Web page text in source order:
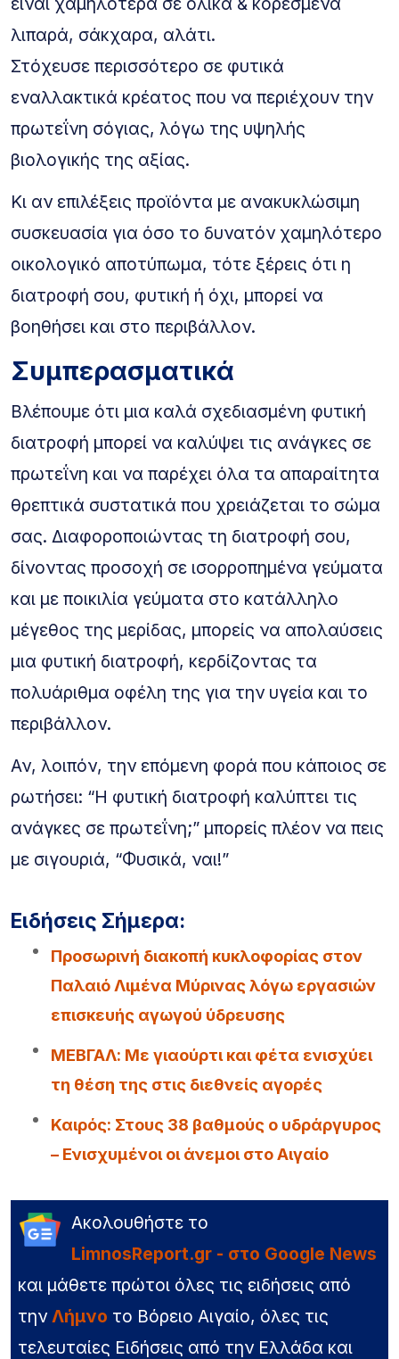
λιπαρά, σάκχαρα, αλάτι.
Στόχευσε περισσότερο σε φυτικά
εναλλακτικά κρέατος που να περιέχουν την
πρωτεΐνη σόγιας, λόγω της υψηλής
βιολογικής της αξίας.
Κι αν επιλέξεις προϊόντα με ανακυκλώσιμη
συσκευασία για όσο το δυνατόν χαμηλότερο
οικολογικό αποτύπωμα, τότε ξέρεις ότι η
διατροφή σου, φυτική ή όχι, μπορεί να
βοηθήσει και στο περιβάλλον.
Συμπερασματικά
Βλέπουμε ότι μια καλά σχεδιασμένη φυτική
διατροφή μπορεί να καλύψει τις ανάγκες σε
πρωτεΐνη και να παρέχει όλα τα απαραίτητα
θρεπτικά συστατικά που χρειάζεται το σώμα
σας. Διαφοροποιώντας τη διατροφή σου,
δίνοντας προσοχή σε ισορροπημένα γεύματα
και με ποικιλία γεύματα στο κατάλληλο
μέγεθος της μερίδας, μπορείς να απολαύσεις
μια φυτική διατροφή, κερδίζοντας τα
πολυάριθμα οφέλη της για την υγεία και το
περιβάλλον.
Αν, λοιπόν, την επόμενη φορά που κάποιος σε
ρωτήσει: “Η φυτική διατροφή καλύπτει τις
ανάγκες σε πρωτεΐνη;” μπορείς πλέον να πεις
με σιγουριά, “Φυσικά, ναι!”
Ειδήσεις Σήμερα:
Προσωρινή διακοπή κυκλοφορίας στον
Παλαιό Λιμένα Μύρινας λόγω εργασιών
επισκευής αγωγού ύδρευσης
ΜΕΒΓΑΛ: Με γιαούρτι και φέτα ενισχύει
τη θέση της στις διεθνείς αγορές
Καιρός: Στους 38 βαθμούς ο υδράργυρος
– Ενισχυμένοι οι άνεμοι στο Αιγαίο
Ακολουθήστε το
LimnosReport.gr - στο Google News
και μάθετε πρώτοι όλες τις ειδήσεις από
την Λήμνο το Βόρειο Αιγαίο, όλες τις
τελευταίες Ειδήσεις από την Ελλάδα και